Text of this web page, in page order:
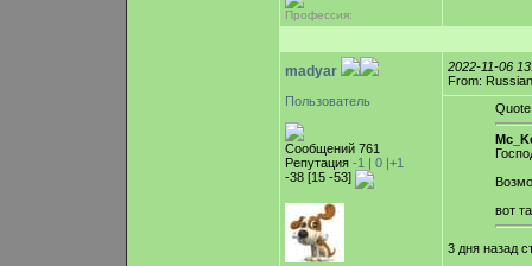
Профессия:
madyar
Пользователь
Сообщений 761
Репутация -1 | 0 |+1
-38 [15 -53]
2022-11-06
From:
Quote
вот
3 дня назад